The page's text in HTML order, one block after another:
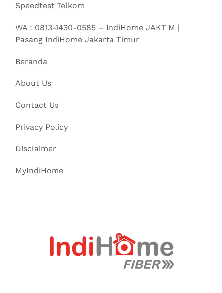
Speedtest Telkom
WA : 0813-1430-0585 – IndiHome JAKTIM |
Pasang IndiHome Jakarta Timur
Beranda
About Us
Contact Us
Privacy Policy
Disclaimer
MyIndiHome